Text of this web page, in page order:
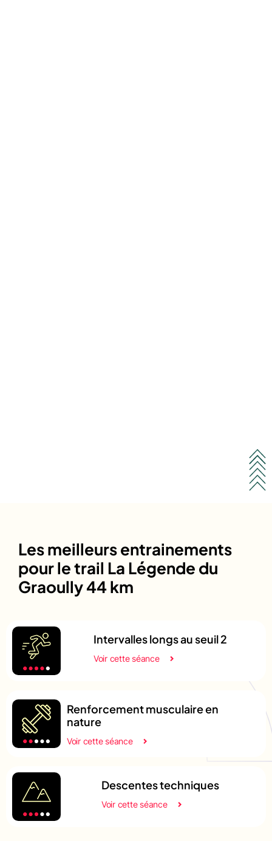
Les meilleurs entrainements
pour le trail La Légende du
Graoully 44 km
Intervalles longs au seuil 2
Voir cette séance
Renforcement musculaire en
nature
Voir cette séance
Descentes techniques
Voir cette séance